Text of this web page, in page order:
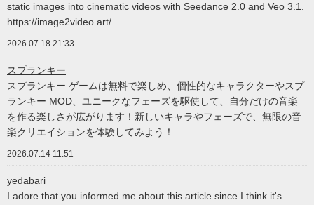
static images into cinematic videos with Seedance 2.0 and Veo 3.1.
https://image2video.art/
2026.07.18 21:33
スプランキー
スプランキー ゲームは無料で楽しめ、個性的なキャラクターやスプ
ランキー MOD、ユニークなフェーズを駆使して、自分だけの音楽
を作る楽しさが広がります！新しいキャラやフェーズで、無限の音
楽クリエイションを体験してみよう！
2026.07.14 11:51
yedabari
I adore that you informed me about this article since I think it's